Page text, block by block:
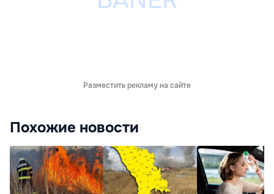
Разместить рекламу на сайте
Похожие новости